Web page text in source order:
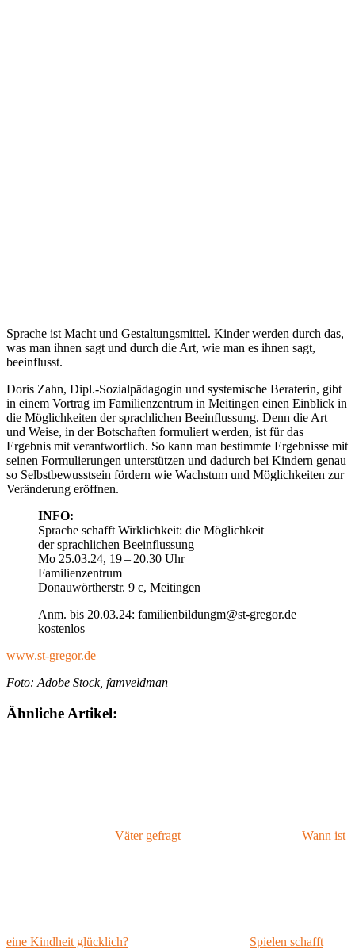
Sprache ist Macht und Gestaltungsmittel. Kinder werden durch das,
was man ihnen sagt und durch die Art, wie man es ihnen sagt,
beeinflusst.
Doris Zahn, Dipl.-Sozialpädagogin und systemische Beraterin, gibt
in einem Vortrag im Familienzentrum in Meitingen einen Einblick in
die Möglichkeiten der sprachlichen Beeinflussung. Denn die Art
und Weise, in der Botschaften formuliert werden, ist für das
Ergebnis mit verantwortlich. So kann man bestimmte Ergebnisse mit
seinen Formulierungen unterstützen und dadurch bei Kindern genau
so Selbstbewusstsein fördern wie Wachstum und Möglichkeiten zur
Veränderung eröffnen.
INFO:
Sprache schafft Wirklichkeit: die Möglichkeit
der sprachlichen Beeinflussung
Mo 25.03.24, 19 – 20.30 Uhr
Familienzentrum
Donauwörtherstr. 9 c, Meitingen
Anm. bis 20.03.24: familienbildungm@st-gregor.de
kostenlos
www.st-gregor.de
Foto: Adobe Stock, famveldman
Ähnliche Artikel:
Väter gefragt Wann ist
eine Kindheit glücklich? Spielen schafft